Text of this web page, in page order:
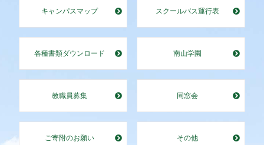
キャンパスマップ スクールバス運行表
各種書類ダウンロード 南山学園
教職員募集 同窓会
ご寄附のお願い その他